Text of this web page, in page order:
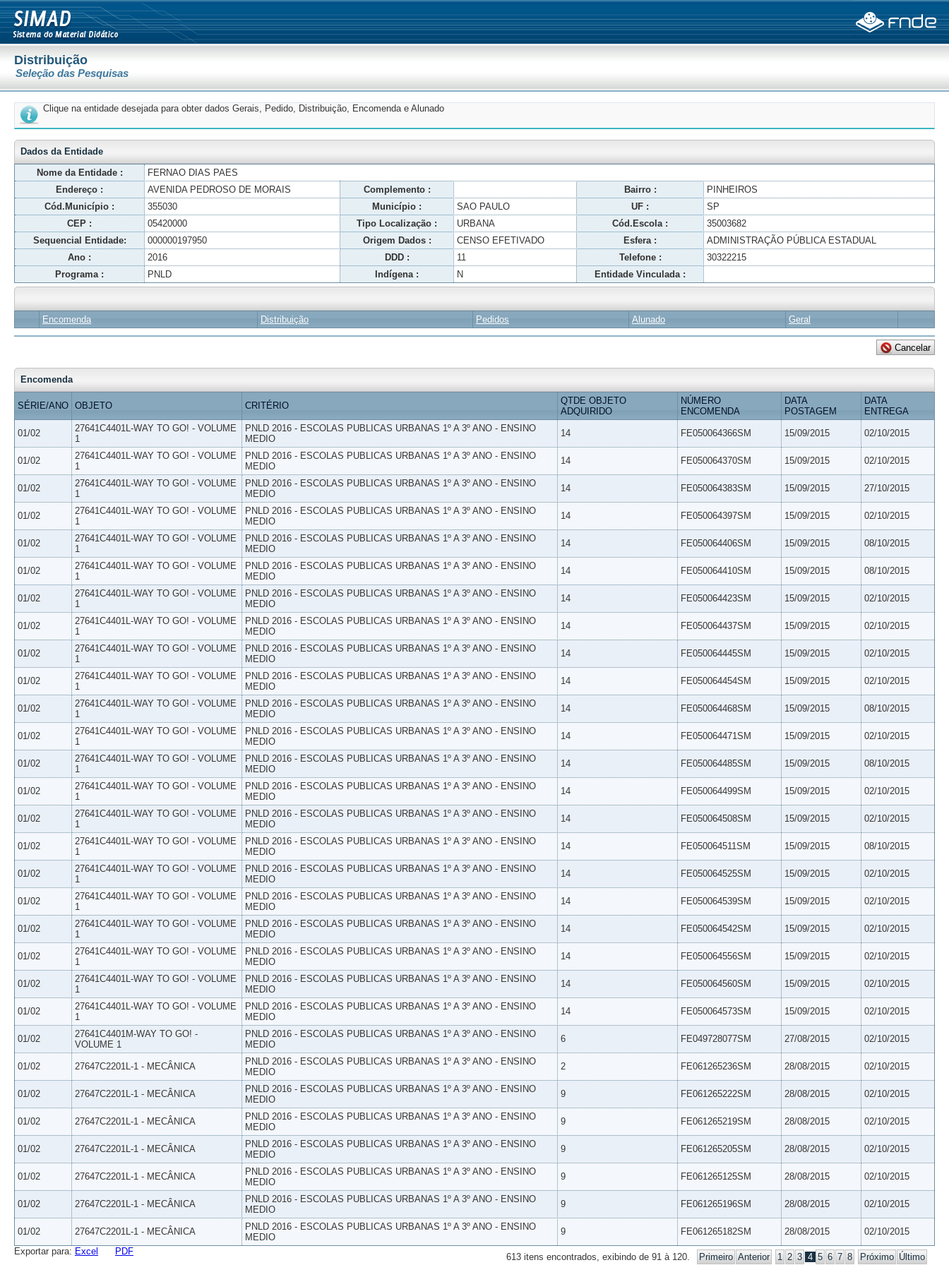
Distribuição
Seleção das Pesquisas
Clique na entidade desejada para obter dados Gerais, Pedido, Distribuição, Encomenda e Alunado
Dados da Entidade
Nome da Entidade :
FERNAO DIAS PAES
Endereço :
AVENIDA PEDROSO DE MORAIS Complemento : Bairro :
PINHEIROS
Cód.Município :
355030 Município : SAO PAULO UF :
SP
CEP :
05420000 Tipo Localização : URBANA Cód.Escola :
35003682
Sequencial Entidade:
000000197950 Origem Dados : CENSO EFETIVADO Esfera :
ADMINISTRAÇÃO PÚBLICA ESTADUAL
Ano :
2016 DDD : 11 Telefone :
30322215
Programa :
PNLD Indígena : N Entidade Vinculada :
Encomenda Distribuição Pedidos Alunado Geral
Encomenda
SÉRIE/ANO OBJETO CRITÉRIO
QTDE OBJETO
ADQUIRIDO
NÚMERO
ENCOMENDA
DATA
POSTAGEM
DATA
ENTREGA
01/02
27641C4401L-WAY TO GO! - VOLUME
1
PNLD 2016 - ESCOLAS PUBLICAS URBANAS 1º A 3º ANO - ENSINO
MEDIO
14 FE050064366SM 15/09/2015 02/10/2015
01/02
27641C4401L-WAY TO GO! - VOLUME
1
PNLD 2016 - ESCOLAS PUBLICAS URBANAS 1º A 3º ANO - ENSINO
MEDIO
14 FE050064370SM 15/09/2015 02/10/2015
01/02
27641C4401L-WAY TO GO! - VOLUME
1
PNLD 2016 - ESCOLAS PUBLICAS URBANAS 1º A 3º ANO - ENSINO
MEDIO
14 FE050064383SM 15/09/2015 27/10/2015
01/02
27641C4401L-WAY TO GO! - VOLUME
1
PNLD 2016 - ESCOLAS PUBLICAS URBANAS 1º A 3º ANO - ENSINO
MEDIO
14 FE050064397SM 15/09/2015 02/10/2015
01/02
27641C4401L-WAY TO GO! - VOLUME
1
PNLD 2016 - ESCOLAS PUBLICAS URBANAS 1º A 3º ANO - ENSINO
MEDIO
14 FE050064406SM 15/09/2015 08/10/2015
01/02
27641C4401L-WAY TO GO! - VOLUME
1
PNLD 2016 - ESCOLAS PUBLICAS URBANAS 1º A 3º ANO - ENSINO
MEDIO
14 FE050064410SM 15/09/2015 08/10/2015
01/02
27641C4401L-WAY TO GO! - VOLUME
1
PNLD 2016 - ESCOLAS PUBLICAS URBANAS 1º A 3º ANO - ENSINO
MEDIO
14 FE050064423SM 15/09/2015 02/10/2015
01/02
27641C4401L-WAY TO GO! - VOLUME
1
PNLD 2016 - ESCOLAS PUBLICAS URBANAS 1º A 3º ANO - ENSINO
MEDIO
14 FE050064437SM 15/09/2015 02/10/2015
01/02
27641C4401L-WAY TO GO! - VOLUME
1
PNLD 2016 - ESCOLAS PUBLICAS URBANAS 1º A 3º ANO - ENSINO
MEDIO
14 FE050064445SM 15/09/2015 02/10/2015
01/02
27641C4401L-WAY TO GO! - VOLUME
1
PNLD 2016 - ESCOLAS PUBLICAS URBANAS 1º A 3º ANO - ENSINO
MEDIO
14 FE050064454SM 15/09/2015 02/10/2015
01/02
27641C4401L-WAY TO GO! - VOLUME
1
PNLD 2016 - ESCOLAS PUBLICAS URBANAS 1º A 3º ANO - ENSINO
MEDIO
14 FE050064468SM 15/09/2015 08/10/2015
01/02
27641C4401L-WAY TO GO! - VOLUME
1
PNLD 2016 - ESCOLAS PUBLICAS URBANAS 1º A 3º ANO - ENSINO
MEDIO
14 FE050064471SM 15/09/2015 02/10/2015
01/02
27641C4401L-WAY TO GO! - VOLUME
1
PNLD 2016 - ESCOLAS PUBLICAS URBANAS 1º A 3º ANO - ENSINO
MEDIO
14 FE050064485SM 15/09/2015 08/10/2015
01/02
27641C4401L-WAY TO GO! - VOLUME
1
PNLD 2016 - ESCOLAS PUBLICAS URBANAS 1º A 3º ANO - ENSINO
MEDIO
14 FE050064499SM 15/09/2015 02/10/2015
01/02
27641C4401L-WAY TO GO! - VOLUME
1
PNLD 2016 - ESCOLAS PUBLICAS URBANAS 1º A 3º ANO - ENSINO
MEDIO
14 FE050064508SM 15/09/2015 02/10/2015
01/02
27641C4401L-WAY TO GO! - VOLUME
1
PNLD 2016 - ESCOLAS PUBLICAS URBANAS 1º A 3º ANO - ENSINO
MEDIO
14 FE050064511SM 15/09/2015 08/10/2015
01/02
27641C4401L-WAY TO GO! - VOLUME
1
PNLD 2016 - ESCOLAS PUBLICAS URBANAS 1º A 3º ANO - ENSINO
MEDIO
14 FE050064525SM 15/09/2015 02/10/2015
01/02
27641C4401L-WAY TO GO! - VOLUME
1
PNLD 2016 - ESCOLAS PUBLICAS URBANAS 1º A 3º ANO - ENSINO
MEDIO
14 FE050064539SM 15/09/2015 02/10/2015
01/02
27641C4401L-WAY TO GO! - VOLUME
1
PNLD 2016 - ESCOLAS PUBLICAS URBANAS 1º A 3º ANO - ENSINO
MEDIO
14 FE050064542SM 15/09/2015 02/10/2015
01/02
27641C4401L-WAY TO GO! - VOLUME
1
PNLD 2016 - ESCOLAS PUBLICAS URBANAS 1º A 3º ANO - ENSINO
MEDIO
14 FE050064556SM 15/09/2015 02/10/2015
01/02
27641C4401L-WAY TO GO! - VOLUME
1
PNLD 2016 - ESCOLAS PUBLICAS URBANAS 1º A 3º ANO - ENSINO
MEDIO
14 FE050064560SM 15/09/2015 02/10/2015
01/02
27641C4401L-WAY TO GO! - VOLUME
1
PNLD 2016 - ESCOLAS PUBLICAS URBANAS 1º A 3º ANO - ENSINO
MEDIO
14 FE050064573SM 15/09/2015 02/10/2015
01/02
27641C4401M-WAY TO GO! -
VOLUME 1
PNLD 2016 - ESCOLAS PUBLICAS URBANAS 1º A 3º ANO - ENSINO
MEDIO
6 FE049728077SM 27/08/2015 02/10/2015
01/02 27647C2201L-1 - MECÂNICA
PNLD 2016 - ESCOLAS PUBLICAS URBANAS 1º A 3º ANO - ENSINO
MEDIO
2 FE061265236SM 28/08/2015 02/10/2015
01/02 27647C2201L-1 - MECÂNICA
PNLD 2016 - ESCOLAS PUBLICAS URBANAS 1º A 3º ANO - ENSINO
MEDIO
9 FE061265222SM 28/08/2015 02/10/2015
01/02 27647C2201L-1 - MECÂNICA
PNLD 2016 - ESCOLAS PUBLICAS URBANAS 1º A 3º ANO - ENSINO
MEDIO
9 FE061265219SM 28/08/2015 02/10/2015
01/02 27647C2201L-1 - MECÂNICA
PNLD 2016 - ESCOLAS PUBLICAS URBANAS 1º A 3º ANO - ENSINO
MEDIO
9 FE061265205SM 28/08/2015 02/10/2015
01/02 27647C2201L-1 - MECÂNICA
PNLD 2016 - ESCOLAS PUBLICAS URBANAS 1º A 3º ANO - ENSINO
MEDIO
9 FE061265125SM 28/08/2015 02/10/2015
01/02 27647C2201L-1 - MECÂNICA
PNLD 2016 - ESCOLAS PUBLICAS URBANAS 1º A 3º ANO - ENSINO
MEDIO
9 FE061265196SM 28/08/2015 02/10/2015
01/02 27647C2201L-1 - MECÂNICA
PNLD 2016 - ESCOLAS PUBLICAS URBANAS 1º A 3º ANO - ENSINO
MEDIO
9 FE061265182SM 28/08/2015 02/10/2015
613 itens encontrados, exibindo de 91 à 120. Primeiro Anterior 1 2 3 4 5 6 7 8 Próximo Último
Exportar para: Excel PDF